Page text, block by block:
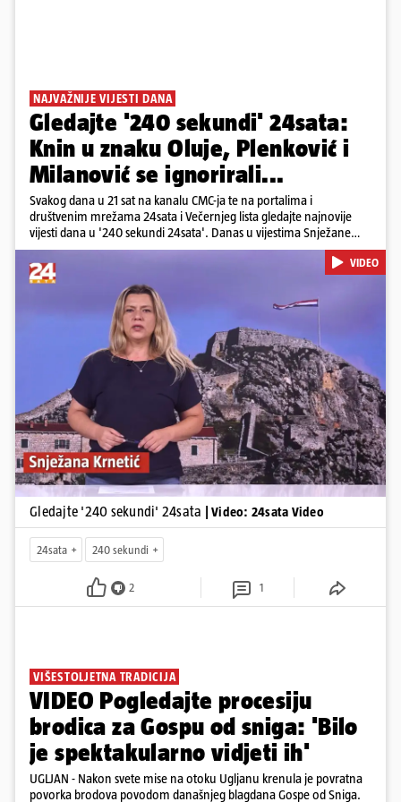
NAJVAŽNIJE VIJESTI DANA
Gledajte '240 sekundi' 24sata:
Knin u znaku Oluje, Plenković i
Milanović se ignorirali...
Svakog dana u 21 sat na kanalu CMC-ja te na portalima i
društvenim mrežama 24sata i Večernjeg lista gledajte najnovije
vijesti dana u '240 sekundi 24sata'. Danas u vijestima Snježane
Krnetić: Hrvatska je obilježila 31. obljetnicu Oluje, a pažnju je
privuklo ignoriranje predsjednika Zorana Milanovića i premijera
Andreja Plenkovića u Kninu. Donosimo i detalje o većim
braniteljskim mirovinama, apelu obitelji Hrvata u komi u Irskoj,
upozorenjima nakon nove tragedije na električnom romobilu te
smanjenju proizvodnje u nuklearnoj elektrani Krško.
Pokretanje videa...
VIDEO
Gledajte '240 sekundi' 24sata | Video: 24sata Video
24sata 240 sekundi
2 1
VIŠESTOLJETNA TRADICIJA
VIDEO Pogledajte procesiju
brodica za Gospu od sniga: 'Bilo
je spektakularno vidjeti ih'
UGLJAN - Nakon svete mise na otoku Ugljanu krenula je povratna
povorka brodova povodom današnjeg blagdana Gospe od Sniga.